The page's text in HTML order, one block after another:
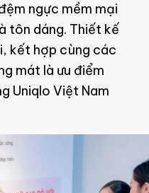
ngực mềm mại
tôn dáng. Thiết kế
kết hợp cùng các
mát là ưu điểm
Uniqlo Việt Nam